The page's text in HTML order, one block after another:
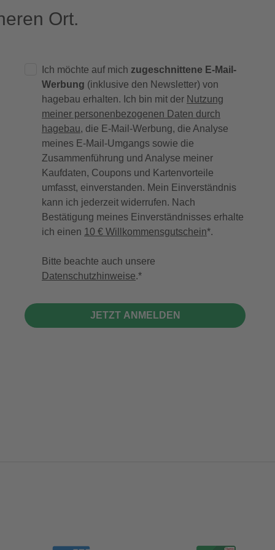
Ort.
Ich möchte auf mich zugeschnittene E-Mail-
Werbung (inklusive den Newsletter) von
hagebau erhalten. Ich bin mit der Nutzung
meiner personenbezogenen Daten durch
hagebau, die E-Mail-Werbung, die Analyse
meines E-Mail-Umgangs sowie die
Zusammenführung und Analyse meiner
Kaufdaten, Coupons und Kartenvorteile
umfasst, einverstanden. Mein Einverständnis
kann ich jederzeit widerrufen. Nach
Bestätigung meines Einverständnisses erhalte
ich einen 10 € Willkommensgutschein*.
Bitte beachte auch unsere
Datenschutzhinweise.
JETZT ANMELDEN